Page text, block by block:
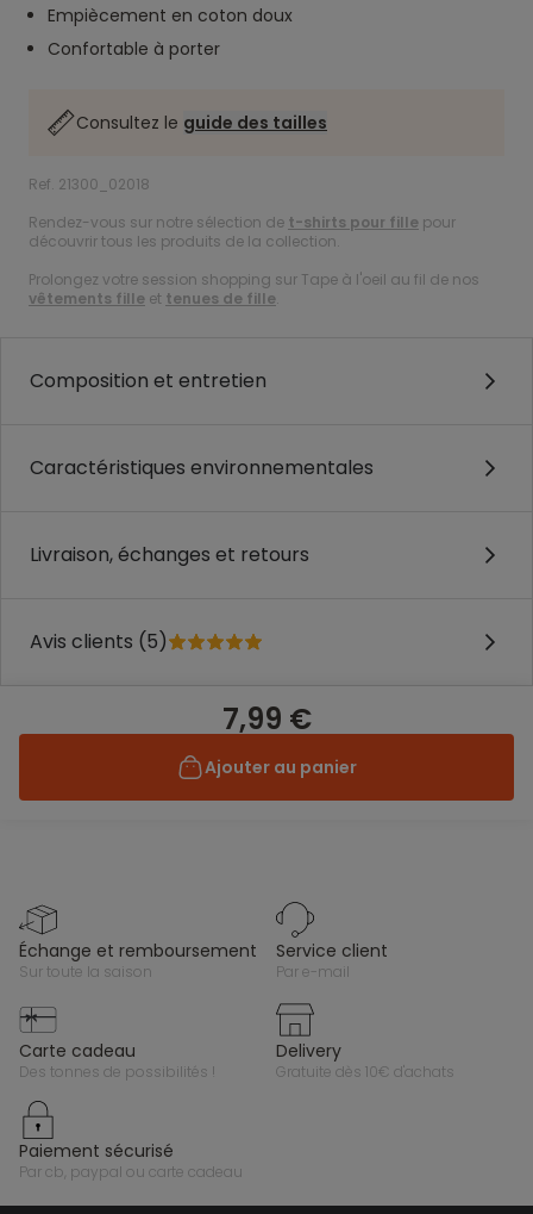
Empiècement en coton doux
Confortable à porter
Consultez le guide des tailles
Ref. 21300_02018
Rendez-vous sur notre sélection de t-shirts pour fille pour
découvrir tous les produits de la collection.
Prolongez votre session shopping sur Tape à l'oeil au fil de nos
vêtements fille et tenues de fille.
Composition et entretien
Caractéristiques environnementales
Livraison, échanges et retours
Avis clients (5)
7,99 €
Ajouter au panier
échange et remboursement
sur toute la saison
service client
par e-mail
carte cadeau
des tonnes de possibilités !
delivery
gratuite dès 10€ d'achats
paiement sécurisé
par cb, paypal ou carte cadeau